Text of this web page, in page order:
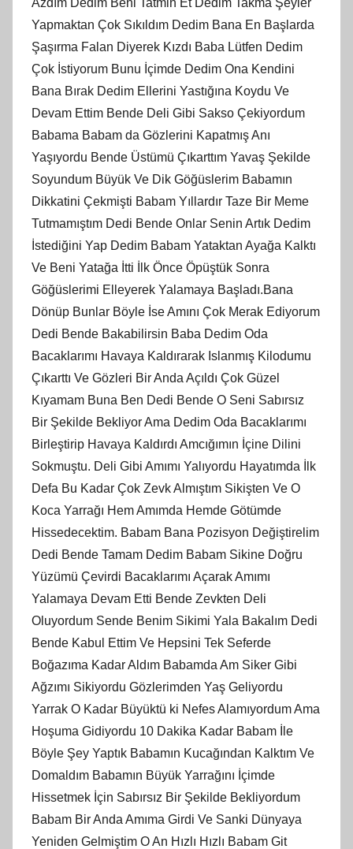
Yapmaktan Çok Sıkıldım Dedim Bana En Başlarda
Şaşırma Falan Diyerek Kızdı Baba Lütfen Dedim
Çok İstiyorum Bunu İçimde Dedim Ona Kendini
Bana Bırak Dedim Ellerini Yastığına Koydu Ve
Devam Ettim Bende Deli Gibi Sakso Çekiyordum
Babama Babam da Gözlerini Kapatmış Anı
Yaşıyordu Bende Üstümü Çıkarttım Yavaş Şekilde
Soyundum Büyük Ve Dik Göğüslerim Babamın
Dikkatini Çekmişti Babam Yıllardır Taze Bir Meme
Tutmamıştım Dedi Bende Onlar Senin Artık Dedim
İstediğini Yap Dedim Babam Yataktan Ayağa Kalktı
Ve Beni Yatağa İtti İlk Önce Öpüştük Sonra
Göğüslerimi Elleyerek Yalamaya Başladı.Bana
Dönüp Bunlar Böyle İse Amını Çok Merak Ediyorum
Dedi Bende Bakabilirsin Baba Dedim Oda
Bacaklarımı Havaya Kaldırarak Islanmış Kilodumu
Çıkarttı Ve Gözleri Bir Anda Açıldı Çok Güzel
Kıyamam Buna Ben Dedi Bende O Seni Sabırsız
Bir Şekilde Bekliyor Ama Dedim Oda Bacaklarımı
Birleştirip Havaya Kaldırdı Amcığımın İçine Dilini
Sokmuştu. Deli Gibi Amımı Yalıyordu Hayatımda İlk
Defa Bu Kadar Çok Zevk Almıştım Sikişten Ve O
Koca Yarrağı Hem Amımda Hemde Götümde
Hissedecektim. Babam Bana Pozisyon Değiştirelim
Dedi Bende Tamam Dedim Babam Sikine Doğru
Yüzümü Çevirdi Bacaklarımı Açarak Amımı
Yalamaya Devam Etti Bende Zevkten Deli
Oluyordum Sende Benim Sikimi Yala Bakalım Dedi
Bende Kabul Ettim Ve Hepsini Tek Seferde
Boğazıma Kadar Aldım Babamda Am Siker Gibi
Ağzımı Sikiyordu Gözlerimden Yaş Geliyordu
Yarrak O Kadar Büyüktü ki Nefes Alamıyordum Ama
Hoşuma Gidiyordu 10 Dakika Kadar Babam İle
Böyle Şey Yaptık Babamın Kucağından Kalktım Ve
Domaldım Babamın Büyük Yarrağını İçimde
Hissetmek İçin Sabırsız Bir Şekilde Bekliyordum
Babam Bir Anda Amıma Girdi Ve Sanki Dünyaya
Yeniden Gelmiştim O An Hızlı Hızlı Babam Git